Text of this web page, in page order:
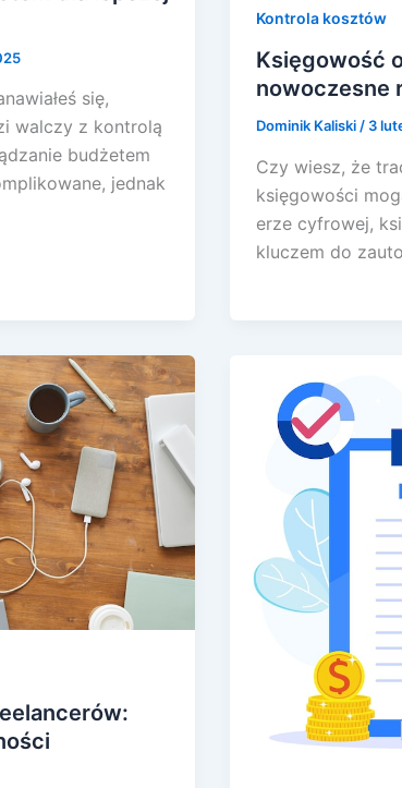
się,
walczy z kontrolą
budżetem
jednak
Kontrola kosztów
Księgowość
nowoczesne
Dominik Kaliski / 3
Czy wiesz, że
księgowości
erze cyfrowej,
kluczem do